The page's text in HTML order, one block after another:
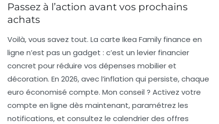
Passez à l’action avant vos prochains
achats
Voilà, vous savez tout. La carte Ikea Family finance en
ligne n’est pas un gadget : c’est un levier financier
concret pour réduire vos dépenses mobilier et
décoration. En 2026, avec l’inflation qui persiste, chaque
euro économisé compte. Mon conseil ? Activez votre
compte en ligne dès maintenant, paramétrez les
notifications, et consultez le calendrier des offres